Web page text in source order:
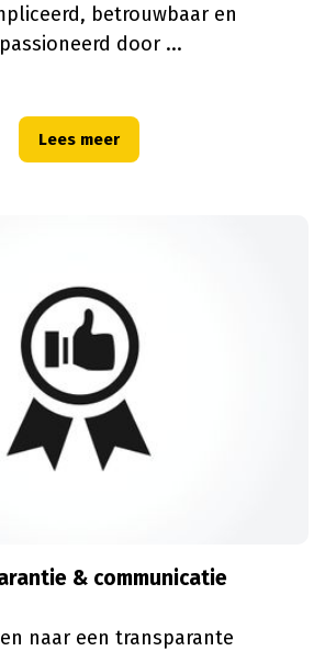
betrouwbaar en
door ...
& communicatie
naar een transparante